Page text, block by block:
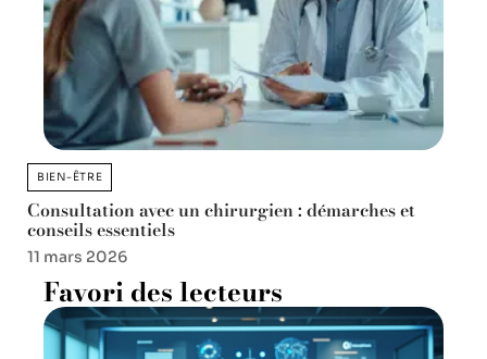
BIEN-ÊTRE
Consultation avec un chirurgien : démarches et
conseils essentiels
11 mars 2026
Favori des lecteurs